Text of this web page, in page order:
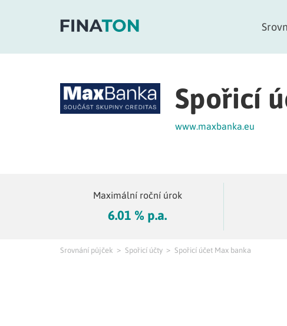
Spořicí
www.maxbanka.eu
Maximální roční úrok
6.01 % p.a.
Srovnání půjček Spořicí účty Spořicí účet Max banka